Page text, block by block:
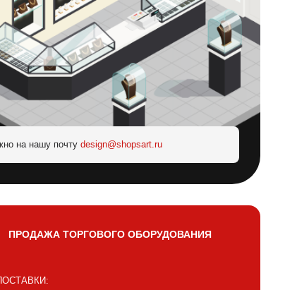
на нашу почтуdesign@shopsart.ru
ПРОДАЖА ТОРГОВОГО ОБОРУДОВАНИЯ